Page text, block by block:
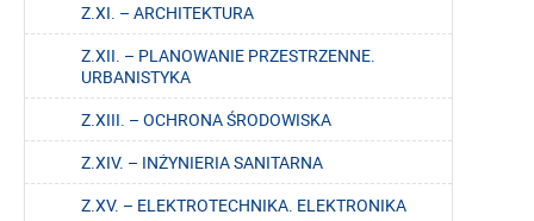
Z.XI. – ARCHITEKTURA
Z.XII. – PLANOWANIE PRZESTRZENNE.
URBANISTYKA
Z.XIII. – OCHRONA ŚRODOWISKA
Z.XIV. – INŻYNIERIA SANITARNA
Z.XV. – ELEKTROTECHNIKA. ELEKTRONIKA